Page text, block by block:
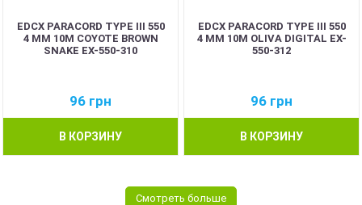
EDCX PARACORD TYPE III 550
4 ММ 10М COYOTE BROWN
SNAKE EX-550-310
96 грн
В КОРЗИНУ
EDCX PARACORD TYPE III 550
4 ММ 10М OLIVA DIGITAL EX-
550-312
96 грн
В КОРЗИНУ
Смотреть больше